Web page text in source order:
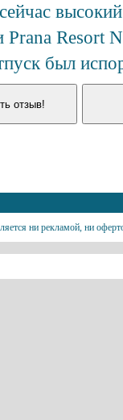
Prana Resort
был
ни рекламой, ни